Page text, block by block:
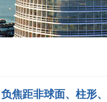
焦距非球面、柱形